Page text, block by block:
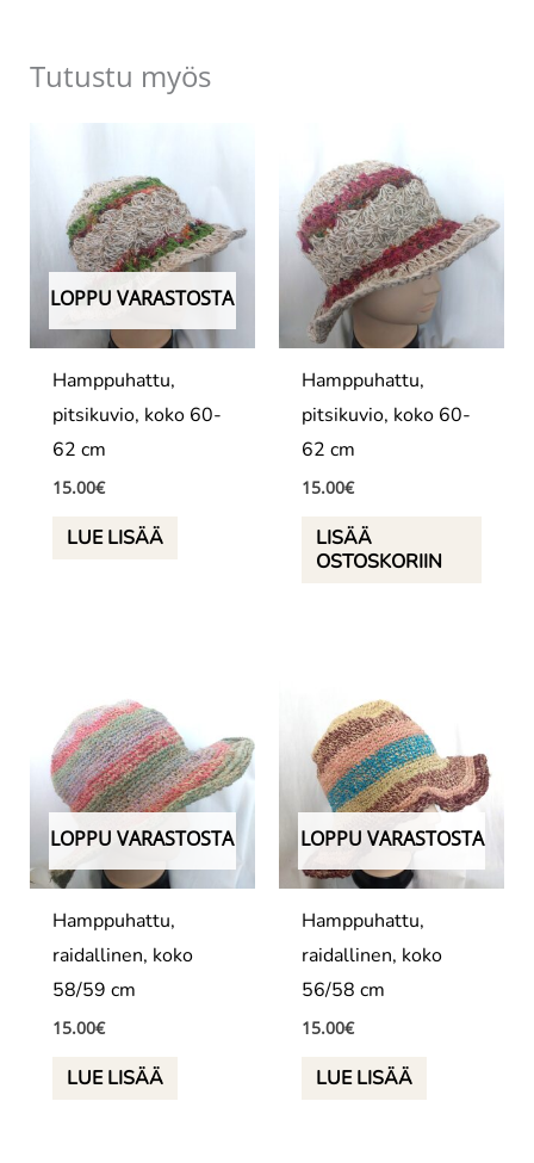
Tutustu myös
LOPPU VARASTOSTA
Hamppuhattu,
pitsikuvio, koko 60-
62 cm
15.00€
LUE LISÄÄ
Hamppuhattu,
pitsikuvio, koko 60-
62 cm
15.00€
LISÄÄ
OSTOSKORIIN
LOPPU VARASTOSTA
Hamppuhattu,
raidallinen, koko
58/59 cm
15.00€
LUE LISÄÄ
LOPPU VARASTOSTA
Hamppuhattu,
raidallinen, koko
56/58 cm
15.00€
LUE LISÄÄ